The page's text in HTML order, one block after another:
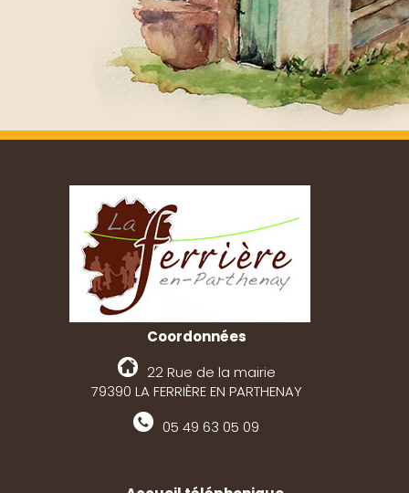
Coordonnées
22 Rue de la mairie
79390 LA FERRIÈRE EN PARTHENAY
05 49 63 05 09